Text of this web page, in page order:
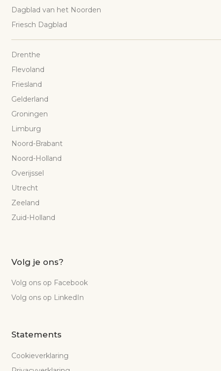
Dagblad van het Noorden
Friesch Dagblad
Drenthe
Flevoland
Friesland
Gelderland
Groningen
Limburg
Noord-Brabant
Noord-Holland
Overijssel
Utrecht
Zeeland
Zuid-Holland
Volg je ons?
Volg ons op Facebook
Volg ons op LinkedIn
Statements
Cookieverklaring